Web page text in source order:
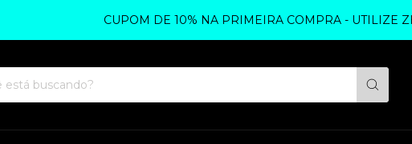
CUPOM DE 10% NA PRIMEIRA COMPRA - UTILIZE